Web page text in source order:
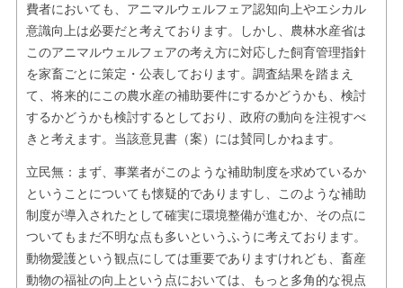
費者においても、アニマルウェルフェア認知向上やエシカル
意識向上は必要だと考えております。しかし、農林水産省は
このアニマルウェルフェアの考え方に対応した飼育管理指針
を家畜ごとに策定・公表しております。調査結果を踏まえ
て、将来的にこの農水産の補助要件にするかどうかも、検討
するかどうかも検討するとしており、政府の動向を注視すべ
きと考えます。当該意見書（案）には賛同しかねます。
立民無：まず、事業者がこのような補助制度を求めているか
ということについても懐疑的でありますし、このような補助
制度が導入されたとして確実に環境整備が進むか、その点に
ついてもまだ不明な点も多いというふうに考えております。
動物愛護という観点にしては重要でありますけれども、畜産
動物の福祉の向上という点においては、もっと多角的な視点